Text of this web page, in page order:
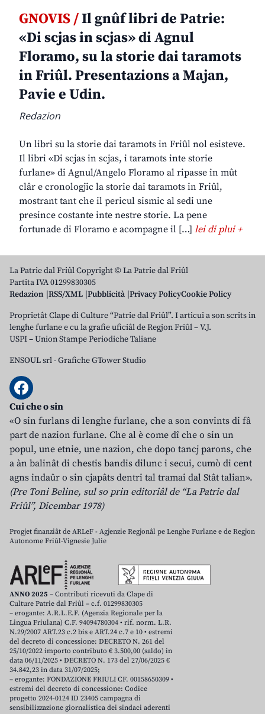
GNOVIS /Il gnûf libri de Patrie:
«Di scjas in scjas» di Agnul
Floramo, su la storie dai taramots
in Friûl. Presentazions a Majan,
Pavie e Udin.
Redazion
Un libri su la storie dai taramots in Friûl nol esisteve.
Il libri «Di scjas in scjas, i taramots inte storie
furlane» di Agnul/Angelo Floramo al ripasse in mût
clâr e cronologjic la storie dai taramots in Friûl,
mostrant tant che il pericul sismic al sedi une
presince costante inte nestre storie. La pene
fortunade di Floramo e acompagne il […] lei di plui +
La Patrie dal Friûl Copyright © La Patrie dal Friûl
Partita IVA 01299830305
Redazion RSS/XML Pubblicità Privacy PolicyCookie Policy
Proprietât Clape di Culture “Patrie dal Friûl”. I articui a son scrits in
lenghe furlane e cu la grafie uficiâl de Regjon Friûl – V.J.
USPI – Union Stampe Periodiche Taliane
ENSOUL srl-Grafiche GTower Studio
Cui che o sin
«O sin furlans di lenghe furlane, che a son convints di fâ
part de nazion furlane. Che al è come dî che o sin un
popul, une etnie, une nazion, che dopo tancj parons, che
a àn balinât di chestis bandis dilunc i secui, cumò di cent
agns indaûr o sin cjapâts dentri tal tramai dal Stât talian».
(Pre Toni Beline, sul so prin editoriâl de “La Patrie dal
Friûl”, Dicembar 1978)
Progjet finanziât de ARLeF - Agjenzie Regjonâl pe Lenghe Furlane e de Regjon
Autonome Friûl-Vignesie Julie
ANNO 2025 – Contributi ricevuti da Clape di
Culture Patrie dal Friûl – c.f. 01299830305
– erogante: A.R.L.E.F. (Agenzia Regionale per la
Lingua Friulana) C.F. 94094780304 • rif. norm. L.R.
N.29/2007 ART.23 c.2 bis e ART.24 c.7 e 10 • estremi
del decreto di concessione: DECRETO N. 261 del
25/10/2022 importo contributo € 3.500,00 (saldo) in
data 06/11/2025 • DECRETO N. 173 del 27/06/2025 €
34.842,23 in data 31/07/2025;
– erogante: FONDAZIONE FRIULI CF. 00158650309 •
estremi del decreto di concessione: Codice
progetto 2024-0124 ID 23405 campagna di
sensibilizzazione giornalistica dei sindaci aderenti